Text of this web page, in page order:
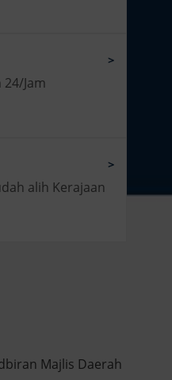
Jam
alih Kerajaan
Majlis Daerah